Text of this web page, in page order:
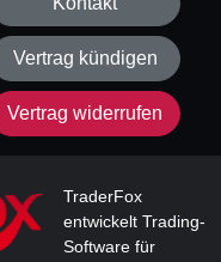
Vertrag kündigen
Vertrag widerrufen
TraderFox
entwickelt Trading-
Software für